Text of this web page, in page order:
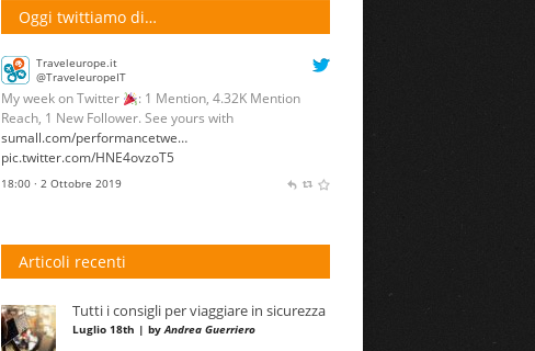
Oggi twittiamo di…
Traveleurope.it
@TraveleuropeIT
My week on Twitter
: 1 Mention, 4.32K Mention
Reach, 1 New Follower. See yours with
sumall.com/performancetwe…
pic.twitter.com/HNE4ovzoT5
18:00 · 2 Ottobre 2019
Articoli recenti
Tutti i consigli per viaggiare in sicurezza
Luglio 18th | byAndrea Guerriero